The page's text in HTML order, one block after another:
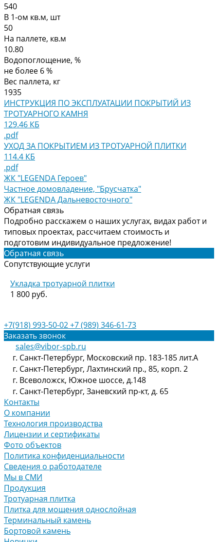
540
В 1-ом кв.м, шт
50
На паллете, кв.м
10.80
Водопоглощение, %
не более 6 %
Вес паллета, кг
1935
ИНСТРУКЦИЯ ПО ЭКСПЛУАТАЦИИ ПОКРЫТИЙ ИЗ
ТРОТУАРНОГО КАМНЯ
129.46 КБ
.pdf
УХОД ЗА ПОКРЫТИЕМ ИЗ ТРОТУАРНОЙ ПЛИТКИ
114.4 КБ
.pdf
ЖК "LEGENDA Героев"
Частное домовладение, "Брусчатка"
ЖК "LEGENDA Дальневосточного"
Обратная связь
Подробно расскажем о наших услугах, видах работ и
типовых проектах, рассчитаем стоимость и
подготовим индивидуальное предложение!
Обратная связь
Сопутствующие услуги
Укладка тротуарной плитки
1 800 руб.
+7(918) 993-50-02+7 (989) 346-61-73
Заказать звонок
sales@vibor-spb.ru
г. Санкт-Петербург, Московский пр. 183-185 лит.А
г. Санкт-Петербург, Лахтинский пр., 85, корп. 2
г. Всеволожск, Южное шоссе, д.148
г. Санкт-Петербург, Заневский пр-кт, д. 65
Контакты
О компании
Технология производства
Лицензии и сертификаты
Фото объектов
Политика конфиденциальности
Сведения о работодателе
Мы в СМИ
Продукция
Тротуарная плитка
Плитка для мощения однослойная
Терминальный камень
Бортовой камень